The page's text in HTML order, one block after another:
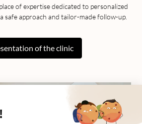
of expertise dedicated to personalized
safe approach and tailor-made follow-up.
of the clinic